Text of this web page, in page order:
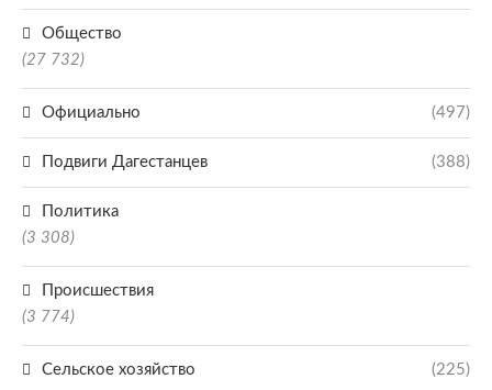
Общество
(27 732)
Официально (497)
Подвиги Дагестанцев (388)
Политика
(3 308)
Происшествия
(3 774)
Сельское хозяйство (225)